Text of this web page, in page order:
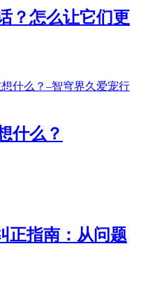
？怎么让它们更
什么？
正指南：从问题